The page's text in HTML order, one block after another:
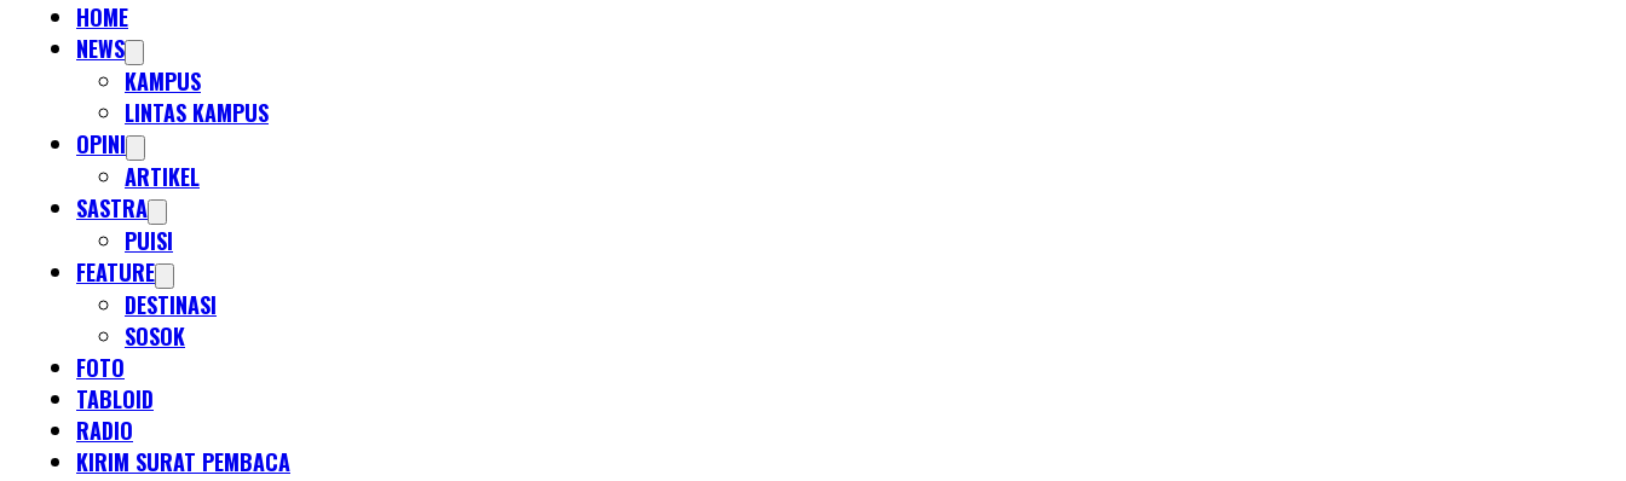
HOME
NEWS
KAMPUS
LINTAS KAMPUS
OPINI
ARTIKEL
SASTRA
PUISI
FEATURE
DESTINASI
SOSOK
FOTO
TABLOID
RADIO
KIRIM SURAT PEMBACA